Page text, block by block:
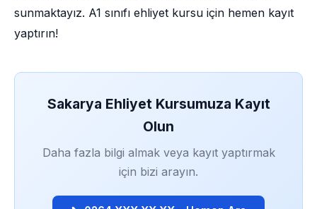
sunmaktayız. A1 sınıfı ehliyet kursu için hemen kayıt
yaptırın!
Sakarya Ehliyet Kursumuza Kayıt
Olun
Daha fazla bilgi almak veya kayıt yaptırmak
için bizi arayın.